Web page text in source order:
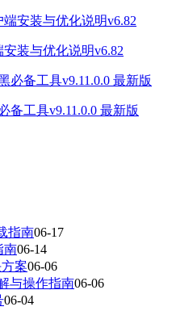
装与优化说明v6.82
备工具v9.11.0.0 最新版
指南06-17
南06-14
案06-06
与操作指南06-06
06-04